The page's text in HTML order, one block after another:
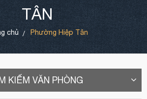
TÂN
chủ Phường Hiệp Tân
KIẾM VĂN PHÒNG